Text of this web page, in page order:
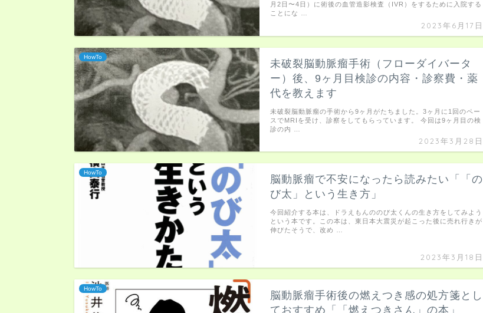
2023年6月17日
月2日〜4日）に術後の血管造影検査（IVR）をするために入院する
ことにな …
HowTo
未破裂脳動脈瘤手術（フローダイバータ
ー）後、9ヶ月目検診の内容・診察費・薬
代を教えます
2023年3月28日
未破裂脳動脈瘤の手術から9ヶ月がたちました。3ヶ月に1回のペー
スでMRIを受け、診察をしてもらっています。 今回は9ヶ月目の検
診の内 …
HowTo
脳動脈瘤で不安になったら読みたい「「の
び太」という生き方」
2023年3月18日
今回紹介する本は、ドラえもんののび太くんの生き方をしてみよう
という本です。この本は、東日本大震災が起こった後に売れ行きが
伸びたそうで、改め …
HowTo
脳動脈瘤手術後の燃えつき感の処方箋とし
ておすすめ「「燃えつきさん」の本」